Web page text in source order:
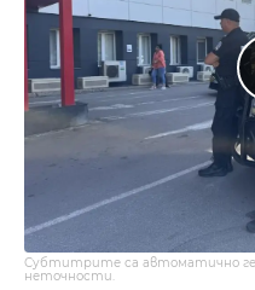
Субтитрите са автоматично
неточности.